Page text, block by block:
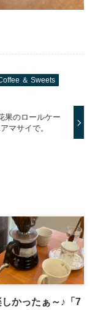
＆ Sweets
果のロールケー
マサイで。
かったぁ～♪「7